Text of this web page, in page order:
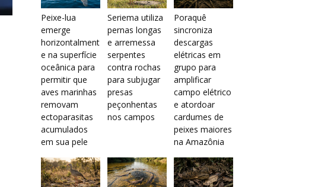
Peixe-lua
emerge
horizontalment
e na superfície
oceânica para
permitir que
aves marinhas
removam
ectoparasitas
acumulados
em sua pele
Seriema utiliza
pernas longas
e arremessa
serpentes
contra rochas
para subjugar
presas
peçonhentas
nos campos
Poraquê
sincroniza
descargas
elétricas em
grupo para
amplificar
campo elétrico
e atordoar
cardumes de
peixes maiores
na Amazônia